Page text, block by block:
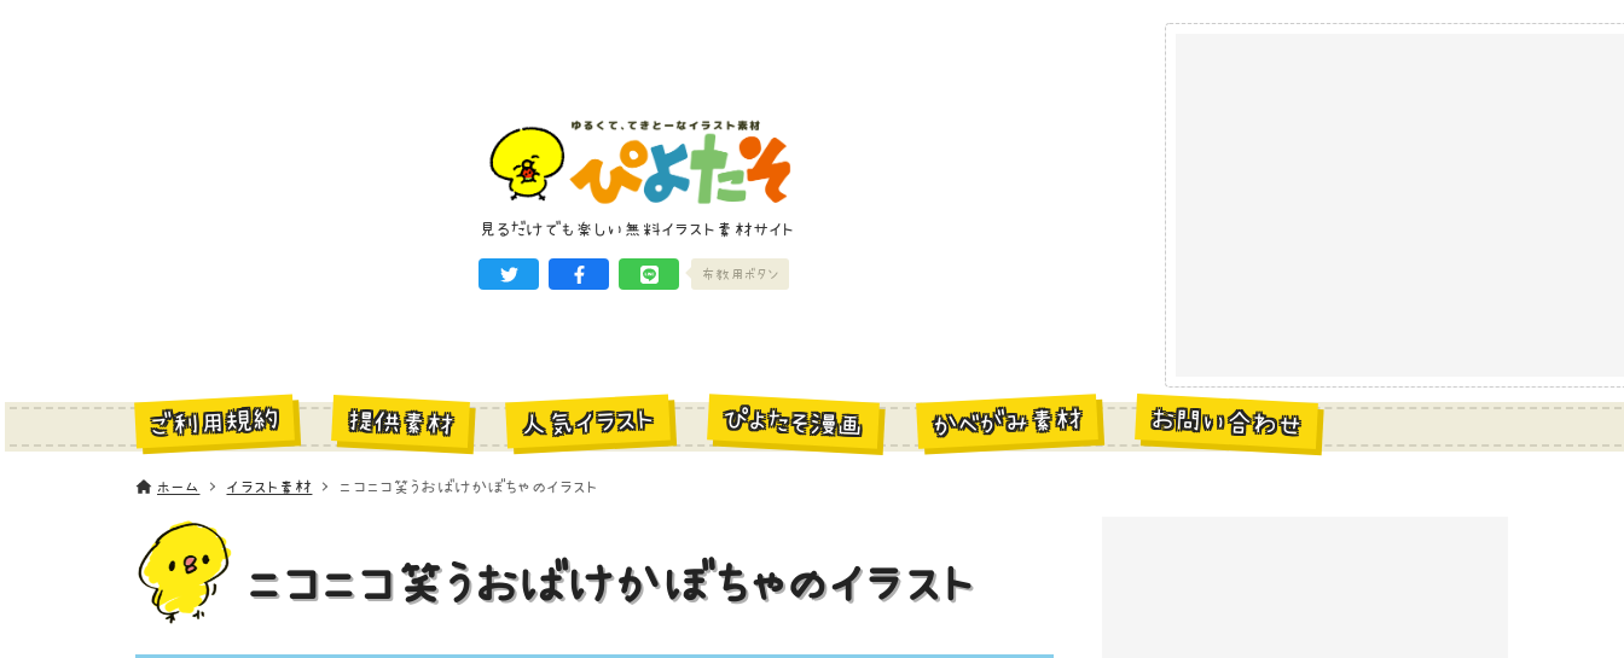
見るだけでも楽しい無料イラスト素材サイト
布教用ボタン
ご利用規約 提供素材 人気イラスト ぴよたそ漫画 かべがみ素材 お問い合わせ
ホーム イラスト素材 ニコニコ笑うおばけかぼちゃのイラスト
ニコニコ笑うおばけかぼちゃのイラスト